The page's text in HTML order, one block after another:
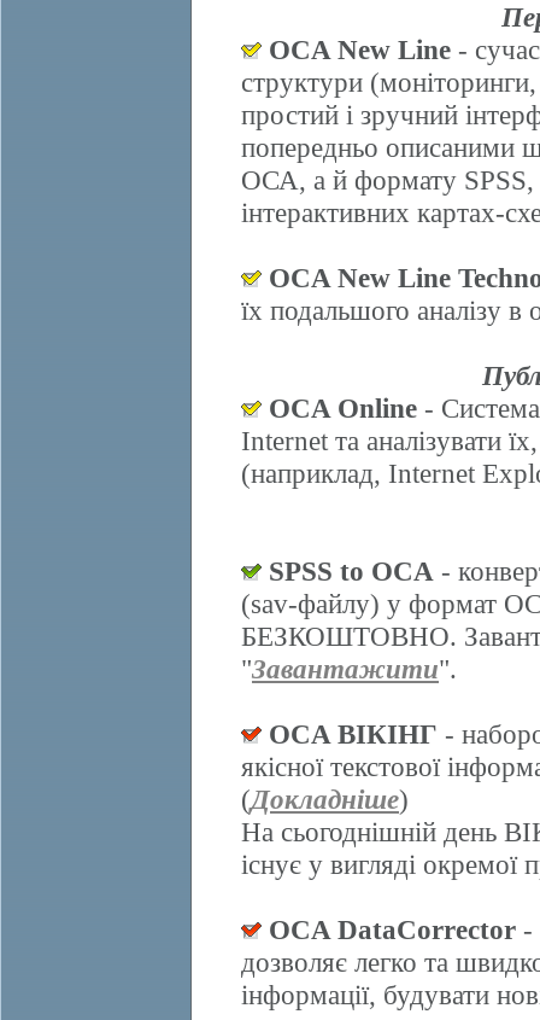
OCA New Line -
структури
простий і зручний
попередньо описаними
ОСА, а й формату SPSS,
інтерактивних картах-
OCA New Line
їх подальшого аналізу
OCA Online -
Internet та аналізувати
(наприклад, Internet
SPSS to OCA -
(sav-файлу) у формат
БЕЗКОШТОВНО.
"Завантажити".
OCA ВІКІНГ -
якісної текстової
(Докладніше)
На сьогоднішній день
існує у вигляді окремої
OCA DataCorrector -
дозволяє легко та
інформації, будувати